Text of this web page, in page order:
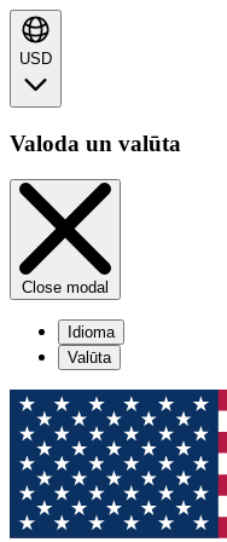
USD
Valoda un valūta
Close modal
Idioma
Valūta